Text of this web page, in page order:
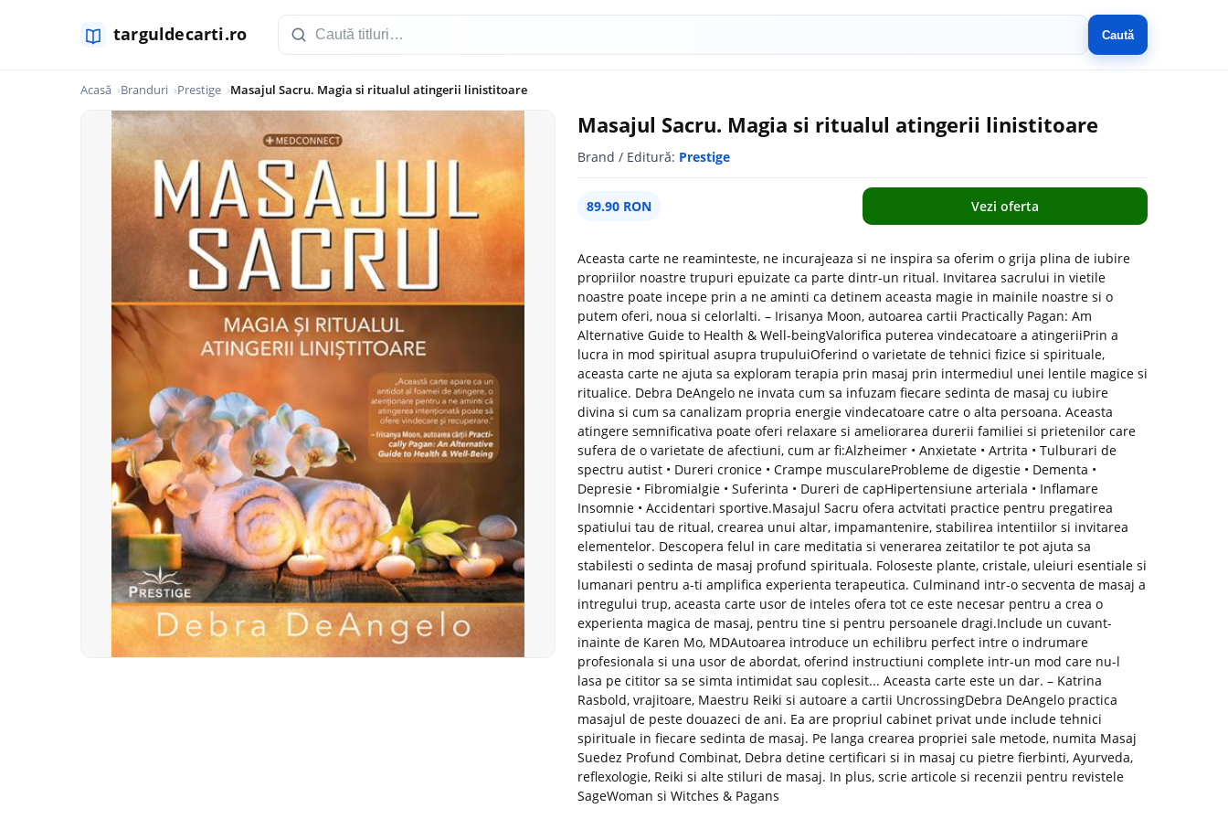
Caută
Acasă Branduri Prestige Masajul Sacru. Magia si ritualul atingerii linistitoare
Masajul Sacru. Magia si ritualul atingerii linistitoare
Brand / Editură: Prestige
89.90 RON Vezi oferta
Aceasta carte ne reaminteste, ne incurajeaza si ne inspira sa oferim o grija plina de iubire
propriilor noastre trupuri epuizate ca parte dintr-un ritual. Invitarea sacrului in vietile
noastre poate incepe prin a ne aminti ca detinem aceasta magie in mainile noastre si o
putem oferi, noua si celorlalti. – Irisanya Moon, autoarea cartii Practically Pagan: Am
Alternative Guide to Health & Well-beingValorifica puterea vindecatoare a atingeriiPrin a
lucra in mod spiritual asupra trupuluiOferind o varietate de tehnici fizice si spirituale,
aceasta carte ne ajuta sa exploram terapia prin masaj prin intermediul unei lentile magice si
ritualice. Debra DeAngelo ne invata cum sa infuzam fiecare sedinta de masaj cu iubire
divina si cum sa canalizam propria energie vindecatoare catre o alta persoana. Aceasta
atingere semnificativa poate oferi relaxare si ameliorarea durerii familiei si prietenilor care
sufera de o varietate de afectiuni, cum ar fi:Alzheimer • Anxietate • Artrita • Tulburari de
spectru autist • Dureri cronice • Crampe musculareProbleme de digestie • Dementa •
Depresie • Fibromialgie • Suferinta • Dureri de capHipertensiune arteriala • Inflamare
Insomnie • Accidentari sportive.Masajul Sacru ofera actvitati practice pentru pregatirea
spatiului tau de ritual, crearea unui altar, impamantenire, stabilirea intentiilor si invitarea
elementelor. Descopera felul in care meditatia si venerarea zeitatilor te pot ajuta sa
stabilesti o sedinta de masaj profund spirituala. Foloseste plante, cristale, uleiuri esentiale si
lumanari pentru a-ti amplifica experienta terapeutica. Culminand intr-o secventa de masaj a
intregului trup, aceasta carte usor de inteles ofera tot ce este necesar pentru a crea o
experienta magica de masaj, pentru tine si pentru persoanele dragi.Include un cuvant-
inainte de Karen Mo, MDAutoarea introduce un echilibru perfect intre o indrumare
profesionala si una usor de abordat, oferind instructiuni complete intr-un mod care nu-l
lasa pe cititor sa se simta intimidat sau coplesit... Aceasta carte este un dar. – Katrina
Rasbold, vrajitoare, Maestru Reiki si autoare a cartii UncrossingDebra DeAngelo practica
masajul de peste douazeci de ani. Ea are propriul cabinet privat unde include tehnici
spirituale in fiecare sedinta de masaj. Pe langa crearea propriei sale metode, numita Masaj
Suedez Profund Combinat, Debra detine certificari si in masaj cu pietre fierbinti, Ayurveda,
reflexologie, Reiki si alte stiluri de masaj. In plus, scrie articole si recenzii pentru revistele
SageWoman si Witches & Pagans